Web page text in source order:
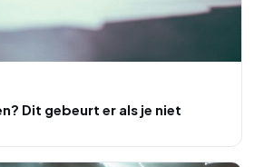
Dit gebeurt er als je niet